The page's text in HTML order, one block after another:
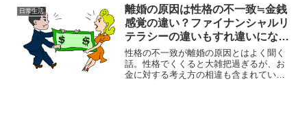
刺激を受ける事はビジネスにとっても大
きなプラスになるはずだ。
日常生活
離婚の原因は性格の不一致≒金銭
感覚の違い？ファイナンシャルリ
テラシーの違いもすれ違いになる
のでは？
性格の不一致が離婚の原因とはよく聞く
話。性格でくくると大雑把過ぎるが、お
金に対する考え方の相違も含まれている